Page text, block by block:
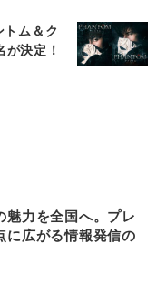
ム＆ク
が決定！
魅力を全国へ。プレ
に広がる情報発信の